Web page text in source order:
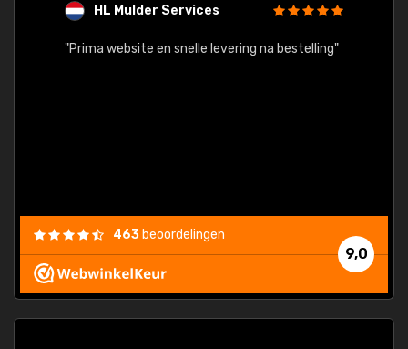
HL Mulder Services
"Prima website en snelle levering na bestelling"
9,0
463 beoordelingen